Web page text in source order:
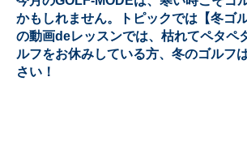
かもしれません。トピックでは【冬ゴ
の動画deレッスンでは、枯れてペタペ
ルフをお休みしている方、冬のゴルフ
さい！